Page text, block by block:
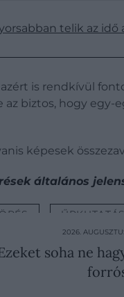
telik az
is rendkívül
az biztos, hogy egy-
képesek
általános
ŰRKUTATÁS
2026.
soha ne